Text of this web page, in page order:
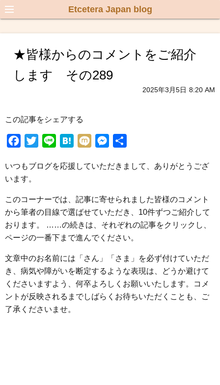
Etcetera Japan blog
★皆様からのコメントをご紹介
します その289
2025年3月5日 8:20 AM
この記事をシェアする
c
e
b
o
o
k
i
t
e
n
H
t
n
a
M
x
s
e
n
g
e
いつもブログを応援していただきまして、ありがとうござ
います。
このコーナーでは、記事に寄せられました皆様のコメント
から筆者の目線で選ばせていただき、10件ずつご紹介して
おります。 ……の続きは、それぞれの記事をクリックし、
ページの一番下まで進んでください。
文章中のお名前には「さん」「さま」を必ず付けていただ
き、病気や障がいを断定するような表現は、どうか避けて
くださいますよう、何卒よろしくお願いいたします。コメ
ントが反映されるまでしばらくお待ちいただくことも、ご
了承くださいませ。